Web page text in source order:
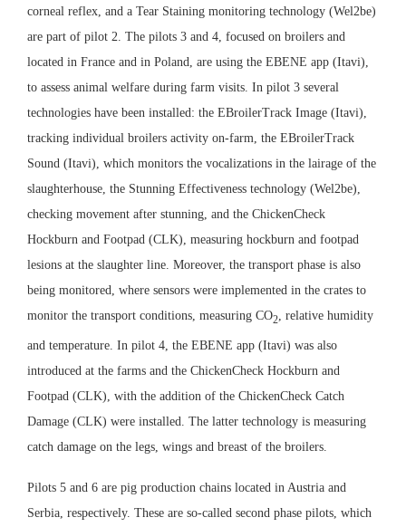
corneal reflex, and a Tear Staining monitoring technology (Wel2be)
are part of pilot 2. The pilots 3 and 4, focused on broilers and
located in France and in Poland, are using the EBENE app (Itavi),
to assess animal welfare during farm visits. In pilot 3 several
technologies have been installed: the EBroilerTrack Image (Itavi),
tracking individual broilers activity on-farm, the EBroilerTrack
Sound (Itavi), which monitors the vocalizations in the lairage of the
slaughterhouse, the Stunning Effectiveness technology (Wel2be),
checking movement after stunning, and the ChickenCheck
Hockburn and Footpad (CLK), measuring hockburn and footpad
lesions at the slaughter line. Moreover, the transport phase is also
being monitored, where sensors were implemented in the crates to
monitor the transport conditions, measuring CO2 , relative humidity
and temperature. In pilot 4, the EBENE app (Itavi) was also
introduced at the farms and the ChickenCheck Hockburn and
Footpad (CLK), with the addition of the ChickenCheck Catch
Damage (CLK) were installed. The latter technology is measuring
catch damage on the legs, wings and breast of the broilers.
Pilots 5 and 6 are pig production chains located in Austria and
Serbia, respectively. These are so-called second phase pilots, which